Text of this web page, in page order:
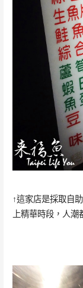
↑這家店是採取自
上精華時段，人潮